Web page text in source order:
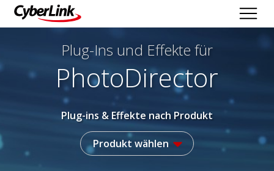
Plug-Ins und Effekte für
PhotoDirector
Plug-ins & Effekte nach Produkt
Produkt wählen